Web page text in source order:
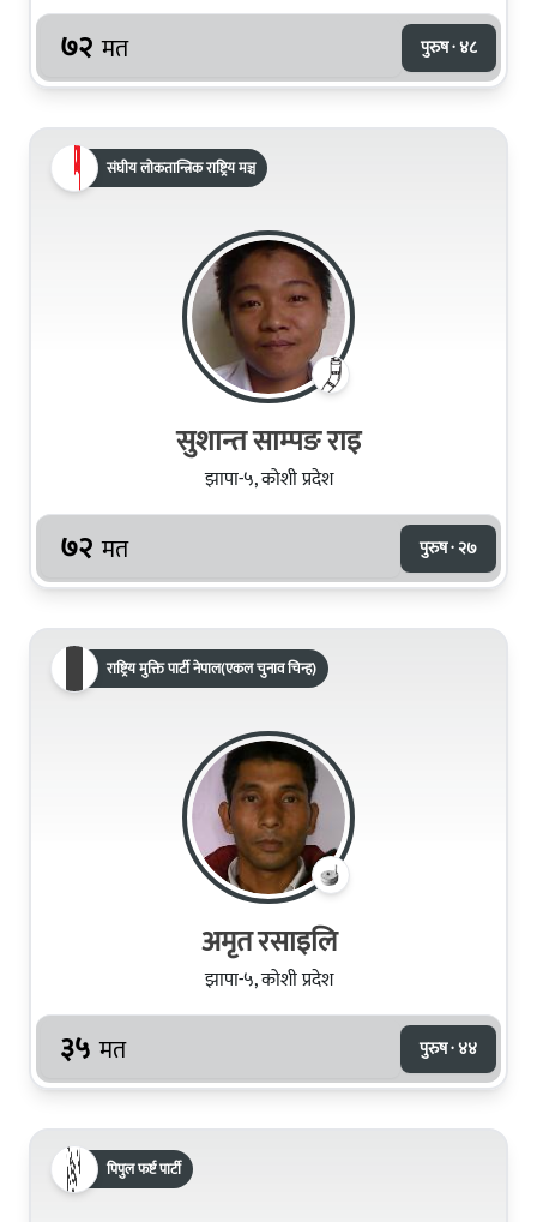
७२ मत पुरुष · ४८
संघीय लोकतान्त्रिक राष्ट्रिय मञ्च
सुशान्त साम्पङ राइ
झापा-५, कोशी प्रदेश
७२ मत पुरुष · २७
राष्ट्रिय मुक्ति पार्टी नेपाल(एकल चुनाव चिन्ह)
अमृत रसाइलि
झापा-५, कोशी प्रदेश
३५ मत पुरुष · ४४
पिपुल फर्ष्ट पार्टी